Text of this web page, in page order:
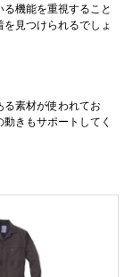
機能を重視すること
見つけられるでしょ
る素材が使われてお
きもサポートしてく